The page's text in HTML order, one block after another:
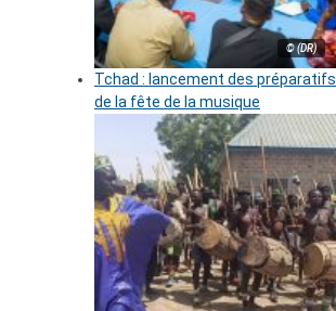
© (DR)
Tchad : lancement des préparatifs
de la fête de la musique